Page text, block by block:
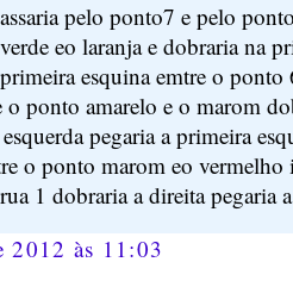
pelo ponto7 e pelo
eo laranja e dobraria na
esquina emtre o ponto
o ponto amarelo e o marom
pegaria a primeira
o ponto marom eo vermelho
1 dobraria a direita pegaria
2012 às 11:03